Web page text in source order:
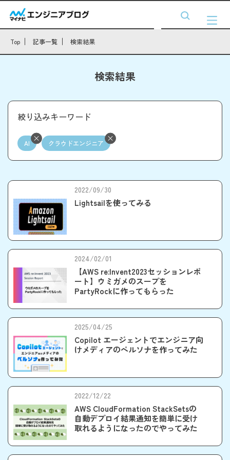
Top 記事一覧 検索結果
検索結果
絞り込みキーワード
AI クラウドエンジニア
2022/09/30
Lightsailを使ってみる
2024/02/01
【AWS re:Invent2023セッションレポ
ート】ウミガメのスープを
PartyRockに作ってもらった
2025/04/25
Copilot エージェントでエンジニア向
けメディアのペルソナを作ってみた
2022/12/22
AWS CloudFormation StackSetsの
自動デプロイ結果通知を簡単に受け
取れるようになったのでやってみた